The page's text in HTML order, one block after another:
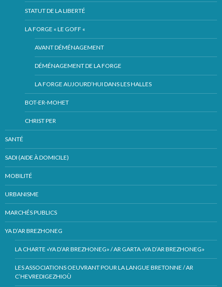
STATUT DE LA LIBERTÉ
LA FORGE « LE GOFF «
AVANT DÉMÉNAGEMENT
DÉMÉNAGEMENT DE LA FORGE
LA FORGE AUJOURD’HUI DANS LES HALLES
BOT-ER-MOHET
CHRIST PER
SANTÉ
SADI (AIDE À DOMICILE)
MOBILITÉ
URBANISME
MARCHÉS PUBLICS
YA D’AR BREZHONEG
LA CHARTE «YA D’AR BREZHONEG» / AR GARTA «YA D’AR BREZHONEG»
LES ASSOCIATIONS OEUVRANT POUR LA LANGUE BRETONNE / AR
C’HEVREDIGEZHIOÙ